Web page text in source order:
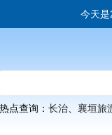
今天是
热点查询： 长治 襄垣旅